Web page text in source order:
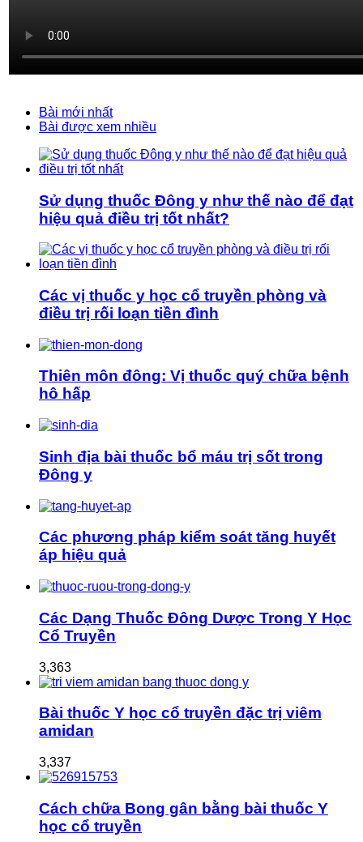
Bài mới nhất
Bài được xem nhiều
Sử dụng thuốc Đông y như thế nào để đạt
hiệu quả điều trị tốt nhất?
Các vị thuốc y học cổ truyền phòng và
điều trị rối loạn tiền đình
Thiên môn đông: Vị thuốc quý chữa bệnh
hô hấp
Sinh địa bài thuốc bổ máu trị sốt trong
Đông y
Các phương pháp kiểm soát tăng huyết
áp hiệu quả
Các Dạng Thuốc Đông Dược Trong Y Học
Cổ Truyền
3,363
Bài thuốc Y học cổ truyền đặc trị viêm
amidan
3,337
Cách chữa Bong gân bằng bài thuốc Y
học cổ truyền